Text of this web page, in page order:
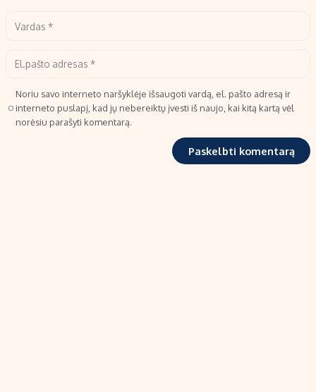
Noriu savo interneto naršyklėje išsaugoti vardą, el. pašto adresą ir
interneto puslapį, kad jų nebereiktų įvesti iš naujo, kai kitą kartą vėl
norėsiu parašyti komentarą.